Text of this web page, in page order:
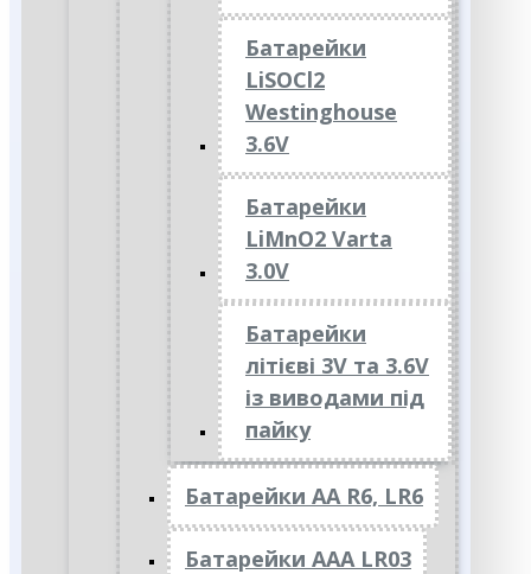
Батарейки
LiSOCl2
Westinghouse
3.6V
Батарейки
LiMnO2 Varta
3.0V
Батарейки
літієві 3V та 3.6V
із виводами під
пайку
Батарейки АА R6, LR6
Батарейки АAА LR03